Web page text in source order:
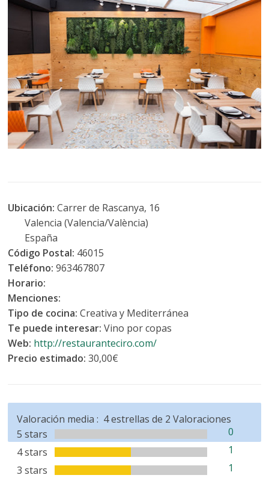
Ubicación:Carrer de Rascanya, 16
Valencia (Valencia/València)
España
Código Postal: 46015
Teléfono:963467807
Horario:
Menciones:
Tipo de cocina:Creativa y Mediterránea
Te puede interesar:Vino por copas
Web: http://restauranteciro.com/
Precio estimado:30,00€
Valoración media :
5 stars
0
4 stars
1
3 stars
1
4estrellas de 2 Valoraciones